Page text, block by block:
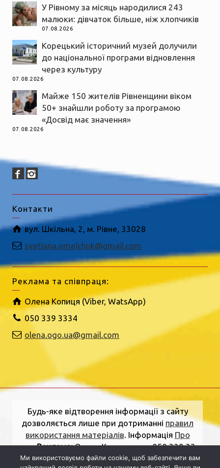
У Рівному за місяць народилися 243
малюки: дівчаток більше, ніж хлопчиків
07.08.2026
Корецький історичний музей долучили
до національної програми відновлення
через культуру
07.08.2026
Майже 150 жителів Рівненщини віком
50+ знайшли роботу за програмою
«Досвід має значення»
07.08.2026
Контакти
вул. Шкільна, 2, м. Рівне, 33028
svetlana.omelchuk@gmail.com
Реклама та співпраця:
Олена Копиця (Viber, WatsApp)
050 339 3334
olena.ogo.ua@gmail.com
Будь-яке відтворення інформації з сайту
дозволяється лише при дотриманні правил
використання матеріалів. Інформація Про
нас.Реклама:Олена Копиця, тел. 050 339 33
34
olena.ogo.ua@gmail.com.Адреса
Ми використовуємо файли cookie, щоб забезпечити вам